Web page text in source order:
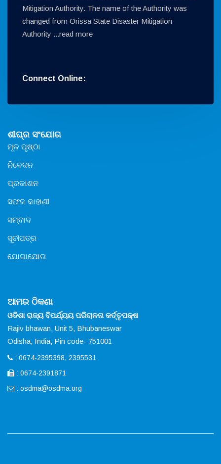
Mitigation Authority. The name of the Authority was
changed from Orissa State Disaster Mitigation
Authority ...read more
Connect Online:
ଶୀଘ୍ର ସଂଯୋଗ
ମୂଳ ପୃଷ୍ଠା
ନିବେଦନ
ପ୍ରକାଶନ
ସଫଳ କାହାଣୀ
ସମ୍ବାଦ
ସୂଚୀପତ୍ର
ଯୋଗାଯୋଗ
ଆମର ଠିକଣା
ଓଡିଶା ରାଜ୍ୟ ବିପର୍ଯ୍ୟୟ ପରିଚାଳନା କର୍ତ୍ତୃପକ୍ଷ
Rajiv bhawan, Unit 5, Bhubaneswar
Odisha, India, Pin code- 751001
: 0674-2395398, 2395531
: 0674-2391871
: osdma@osdma.org